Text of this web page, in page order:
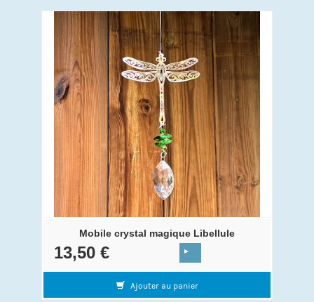
Mobile crystal magique Libellule
13,50 €
Ajouter au panier